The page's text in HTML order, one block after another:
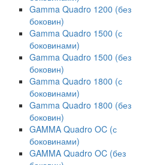
Gamma Quadro 1200 (без
боковин)
Gamma Quadro 1500 (с
боковинами)
Gamma Quadro 1500 (без
боковин)
Gamma Quadro 1800 (с
боковинами)
Gamma Quadro 1800 (без
боковин)
GAMMA Quadro OC (с
боковинами)
GAMMA Quadro OC (без